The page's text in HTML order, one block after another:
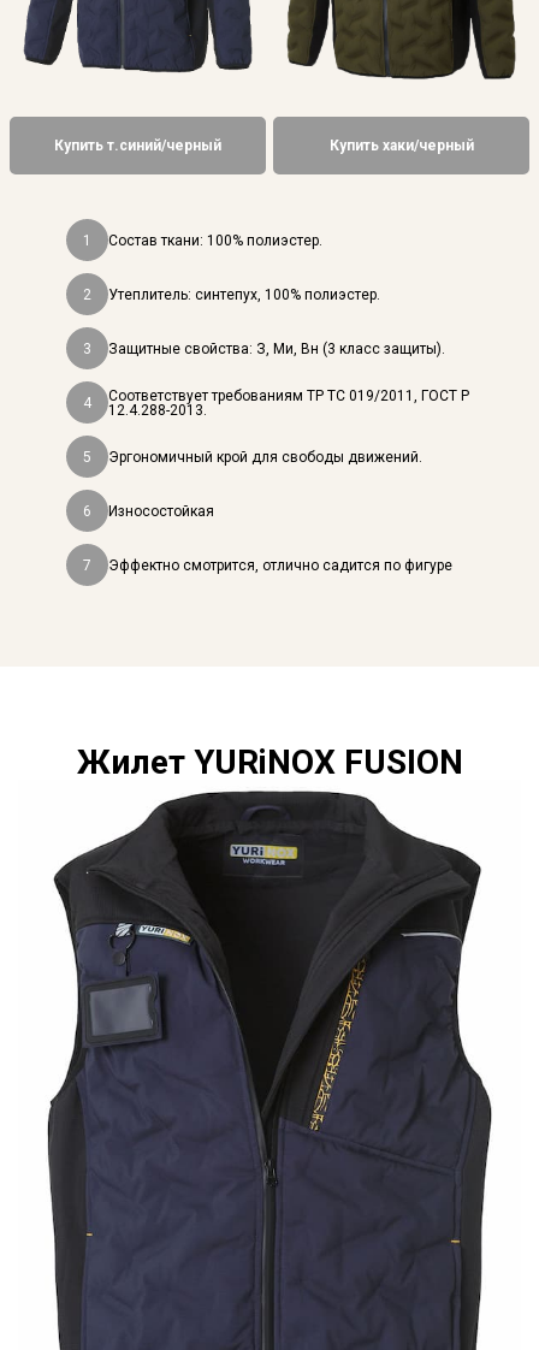
Купить т.cиний/черный
1 Состав ткани: 100% полиэстер.
2 Утеплитель: синтепух, 100% полиэстер.
3 Защитные свойства: З, Ми, Вн (3 класс защиты).
4
Соответствует требованиям ТР ТС 019/2011, ГОСТ Р
12.4.288-2013.
5 Эргономичный крой для свободы движений.
6 Износостойкая
7 Эффектно смотрится, отлично садится по фигуре
Купить хаки/черный
Жилет YURiNOX FUSION